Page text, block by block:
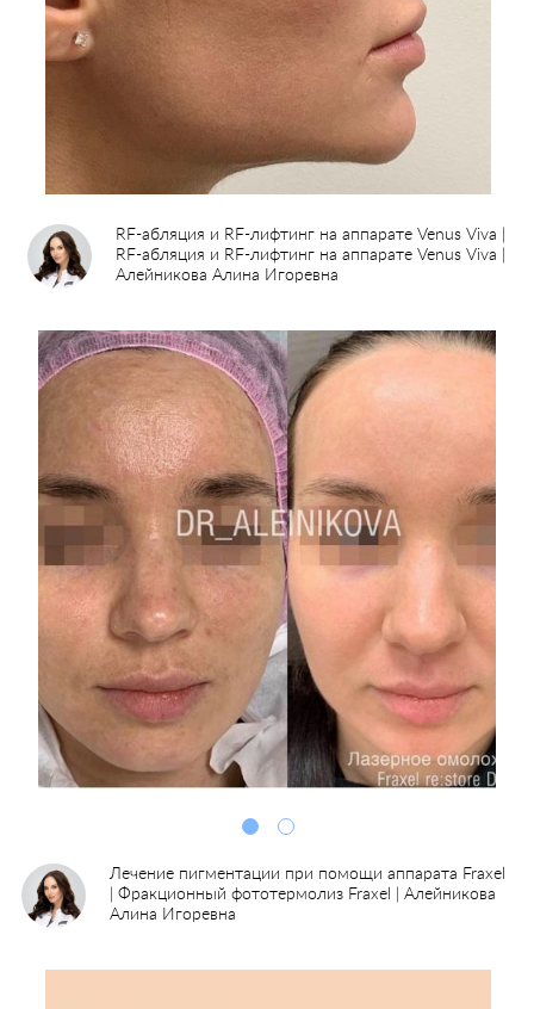
RF-абляция и RF-лифтинг на аппарате Venus Viva |
RF-абляция и RF-лифтинг на аппарате Venus Viva |
Алейникова Алина Игоревна
Лечение пигментации при помощи аппарата Fraxel
| Фракционный фототермолиз Fraxel | Алейникова
Алина Игоревна